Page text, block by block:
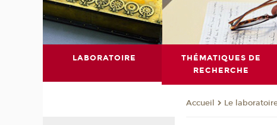
LABORATOIRE
THÉMATIQUES DE
RECHERCHE
Accueil Le